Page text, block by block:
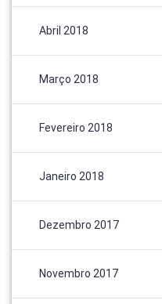
Abril 2018
Março 2018
Fevereiro 2018
Janeiro 2018
Dezembro 2017
Novembro 2017